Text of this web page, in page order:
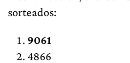
sorteados:
9061
4866